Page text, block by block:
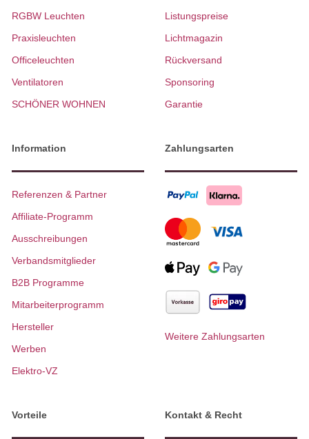
RGBW Leuchten
Praxisleuchten
Officeleuchten
Ventilatoren
SCHÖNER WOHNEN
Listungspreise
Lichtmagazin
Rückversand
Sponsoring
Garantie
Information
Referenzen & Partner
Affiliate-Programm
Ausschreibungen
Verbandsmitglieder
B2B Programme
Mitarbeiterprogramm
Hersteller
Werben
Elektro-VZ
Zahlungsarten
Weitere Zahlungsarten
Vorteile Kontakt & Recht